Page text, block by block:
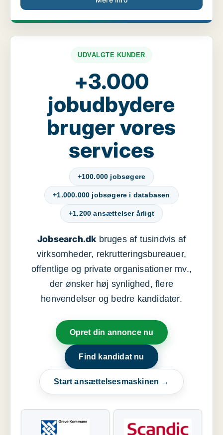
UDVALGTE KUNDER
+3.000
jobudbydere
bruger vores
services
+100.000 jobsøgere
+1.000.000 jobsøgere i databasen
+1.200 ansættelser årligt
Jobsearch.dkbruges af tusindvis af
virksomheder, rekrutteringsbureauer,
offentlige og private organisationer mv.,
der ønsker høj synlighed, flere
henvendelser og bedre kandidater.
Opret din annonce nu
Find kandidat nu
Start ansættelsesmaskinen →